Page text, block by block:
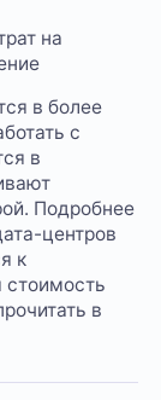
на
в более
с
в
Подробнее
центров
к
стоимость
в